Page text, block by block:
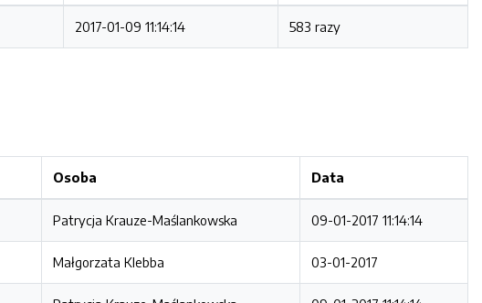
2017-01-09 11:14:14 583 razy
Osoba Data
Patrycja Krauze-Maślankowska 09-01-2017 11:14:14
Małgorzata Klebba 03-01-2017